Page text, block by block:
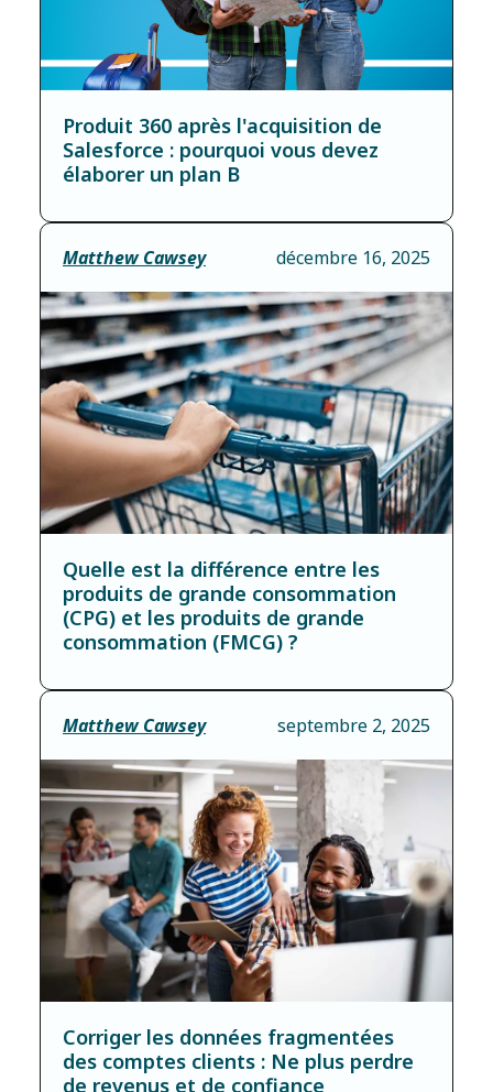
Produit 360 après l'acquisition de
Salesforce : pourquoi vous devez
élaborer un plan B
Matthew Cawsey décembre 16, 2025
Quelle est la différence entre les
produits de grande consommation
(CPG) et les produits de grande
consommation (FMCG) ?
Matthew Cawsey septembre 2, 2025
Corriger les données fragmentées
des comptes clients : Ne plus perdre
de revenus et de confiance